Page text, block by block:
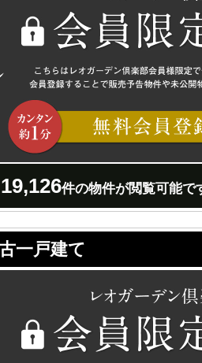
19,126件の物件が閲覧可能で
一戸建て